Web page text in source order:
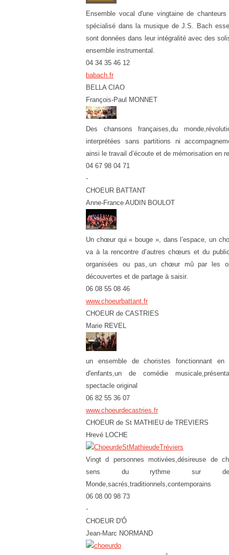
Ensemble vocal d'une vingtaine de
spécialisé dans la musique de J.S. Bach
sont données dans leur intégralité avec des
ensemble instrumental.
04 34 35 46 12
babach.fr
BELLA CIAO
François-Paul MONNET
Des chansons françaises,du
interprétées sans partitions ni
ainsi le travail d’écoute et de mémorisation en
04 67 98 04 71
-
CHOEUR BATTANT
Anne-France AUDIN BOULOT
Un chœur qui « bouge », dans l’espace, un
va à la rencontre d’autres chœurs et du
organisées ou pas,.un chœur mû par les
découvertes et de partage à saisir.
06 08 55 08 46
www.choeurbattant.fr
CHOEUR de CASTRIES
Marie REVEL
un ensemble de choristes fonctionnant
d'enfants,un de comédie
spectacle original
06 82 55 36 07
www.choeurdecastries.fr
CHOEUR de St MATHIEU de TREVIERS
Hrevé LOCHE
Vingt d personnes motivées,désireuse de
sens du rythme sur
Monde,sacrés,traditionnels,contemporains
06 08 00 98 73
-
CHOEUR D'Ô
Jean-Marc NORMAND